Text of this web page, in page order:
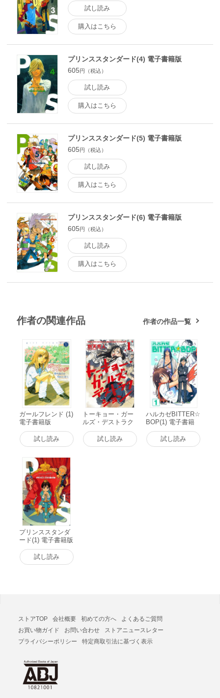
試し読み
購入はこちら
プリンススタンダード(4) 電子書籍版
605円（税込）
試し読み
購入はこちら
プリンススタンダード(5) 電子書籍版
605円（税込）
試し読み
購入はこちら
プリンススタンダード(6) 電子書籍版
605 円（税込）
試し読み
購入はこちら
作者の関連作品 作者の作品一覧
ガールフレンド (1)
電子書籍版
試し読み
トーキョー・ガー
ルズ・デストラク
ション(1) 電子書籍
版
試し読み
ハルカゼBITTER☆
BOP(1) 電子書籍
試し読み
プリンススタンダ
ード(1) 電子書籍版
試し読み
ストアTOP 会社概要 初めての方へ
よくあるご質問
お買い物ガイド
お問い合わせ
ストアニュースレター
プライバシーポリシー
特定商取引法に基づく表示